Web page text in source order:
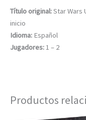
Título original:Star Wars
inicio
Idioma: Español
Jugadores:1 – 2
Productos